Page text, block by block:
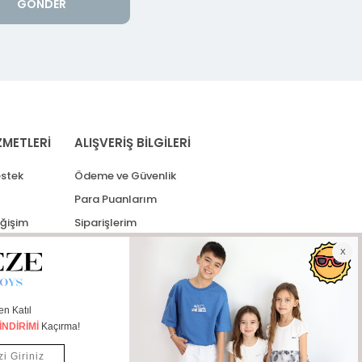
GÖNDER
ALIŞVERİŞ BİLGİLERİ
Ödeme ve Güvenlik
Para Puanlarım
Siparişlerim